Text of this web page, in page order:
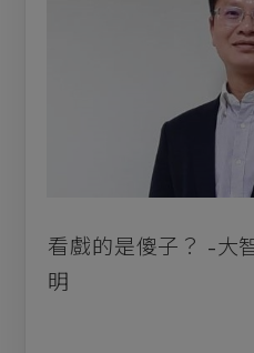
看戲的是傻子？ -大
明